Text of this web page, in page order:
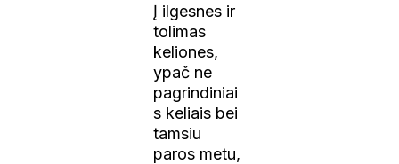
Į ilgesnes ir
tolimas
keliones,
ypač ne
pagrindiniai
s keliais bei
tamsiu
paros metu,